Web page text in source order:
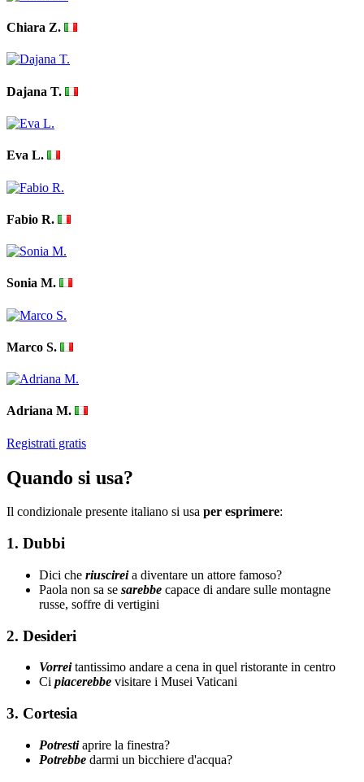
Chiara Z.
Dajana T.
Eva L.
Fabio R.
Sonia M.
Marco S.
Adriana M.
Registrati gratis
Quando si usa?
Il condizionale presente italiano si usa per esprimere:
1. Dubbi
Dici che riuscireia diventare un attore famoso?
Paola non sa se sarebbe capace di andare sulle montagne
russe, soffre di vertigini
2. Desideri
Vorreitantissimo andare a cena in quel ristorante in centro
Ci piacerebbe visitare i Musei Vaticani
3. Cortesia
Potrestiaprire la finestra?
Potrebbe darmi un bicchiere d'acqua?